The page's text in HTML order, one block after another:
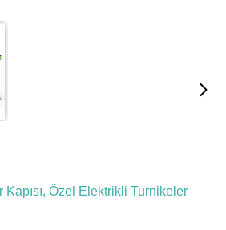
Özel Elektrikli Turnikeler